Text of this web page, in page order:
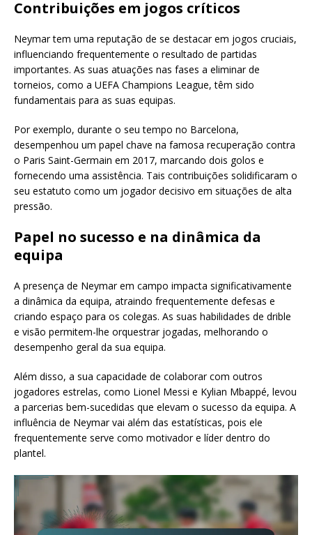
Contribuições em jogos críticos
Neymar tem uma reputação de se destacar em jogos cruciais,
influenciando frequentemente o resultado de partidas
importantes. As suas atuações nas fases a eliminar de
torneios, como a UEFA Champions League, têm sido
fundamentais para as suas equipas.
Por exemplo, durante o seu tempo no Barcelona,
desempenhou um papel chave na famosa recuperação contra
o Paris Saint-Germain em 2017, marcando dois golos e
fornecendo uma assistência. Tais contribuições solidificaram o
seu estatuto como um jogador decisivo em situações de alta
pressão.
Papel no sucesso e na dinâmica da
equipa
A presença de Neymar em campo impacta significativamente
a dinâmica da equipa, atraindo frequentemente defesas e
criando espaço para os colegas. As suas habilidades de drible
e visão permitem-lhe orquestrar jogadas, melhorando o
desempenho geral da sua equipa.
Além disso, a sua capacidade de colaborar com outros
jogadores estrelas, como Lionel Messi e Kylian Mbappé, levou
a parcerias bem-sucedidas que elevam o sucesso da equipa. A
influência de Neymar vai além das estatísticas, pois ele
frequentemente serve como motivador e líder dentro do
plantel.